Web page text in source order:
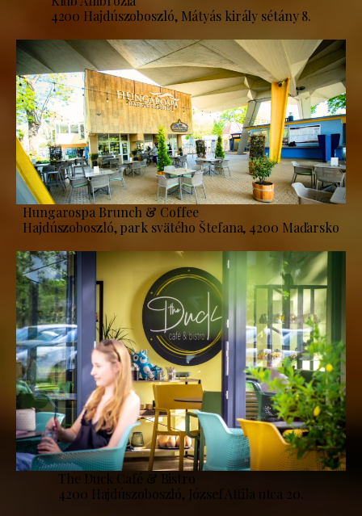
4200 Hajdúszoboszló, Mátyás király sétány 8.
Hungarospa Brunch & Coffee
Hajdúszoboszló, park svätého Štefana, 4200 Maďarsko
The Duck Café & Bistro
4200 Hajdúszoboszló, József Attila utca 20.